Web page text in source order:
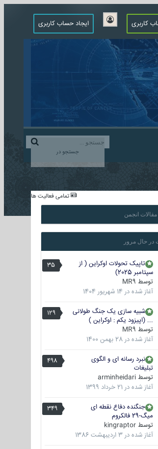
کاربری ایجاد حساب کاربری
جستجو در
تمامی فعالیت ها
مقالات انجمن
حال مرور
35
تاپیک تحولات اوکراین ( از
سپتامبر 2025)
توسط MR9
آغاز شده در 14 شهریور 1404
129
شبیه سازی یک جنگ طولانی
... (اپیزود یکم : اوکراین )
توسط MR9
آغاز شده در 28 بهمن 1400
498
نبرد رسانه ای و الگوی
تبلیغات
توسط arminheidari
آغاز شده در 21 خرداد 1399
349
جنگنده دفاع نقطه ای
میگ-29 فالکروم
توسط kingraptor
آغاز شده در 3 اردیبهشت 1386